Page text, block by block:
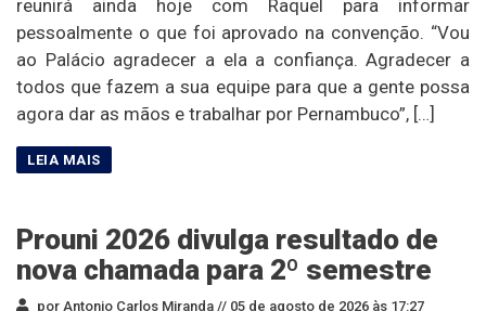
reunirá ainda hoje com Raquel para informar
pessoalmente o que foi aprovado na convenção. “Vou
ao Palácio agradecer a ela a confiança. Agradecer a
todos que fazem a sua equipe para que a gente possa
agora dar as mãos e trabalhar por Pernambuco”, […]
Prouni 2026 divulga resultado de
nova chamada para 2º semestre
por Antonio Carlos Miranda // 05 de agosto de 2026 às 17:27